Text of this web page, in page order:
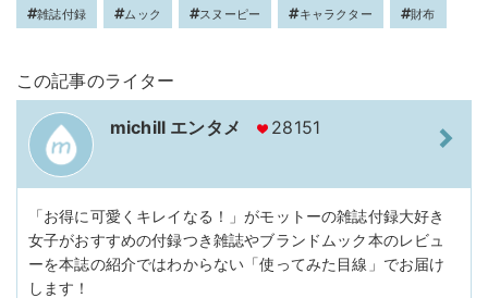
雑誌付録 ムック スヌーピー キャラクター 財布
この記事のライター
michill エンタメ 28151
「お得に可愛くキレイなる！」がモットーの雑誌付録大好き
女子がおすすめの付録つき雑誌やブランドムック本のレビュ
ーを本誌の紹介ではわからない「使ってみた目線」でお届け
します！